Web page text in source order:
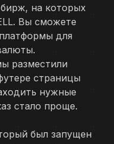
на которых
Вы сможете
для
разместили
страницы
нужные
стало проще.
был запущен